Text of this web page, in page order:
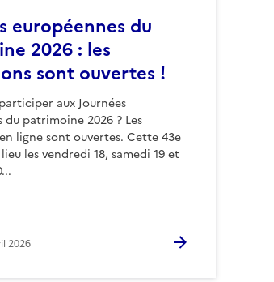
européennes du
2026 : les
sont ouvertes !
aux Journées
du patrimoine 2026 ? Les
ligne sont ouvertes. Cette 43e
les vendredi 18, samedi 19 et
2026